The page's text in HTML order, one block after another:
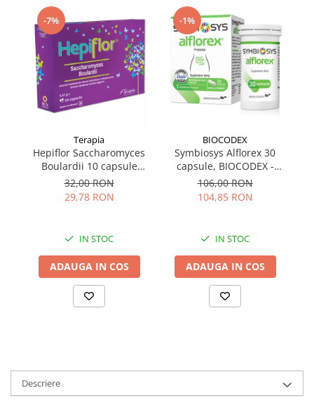
-7%
Terapia
Hepiflor Saccharomyces
Boulardii 10 capsule
Terapia
32,00 RON
29,78 RON
IN STOC
ADAUGA IN COS
-1%
BIOCODEX
Symbiosys Alflorex 30
capsule, BIOCODEX -
FRANTA
106,00 RON
104,85 RON
IN STOC
ADAUGA IN COS
Descriere